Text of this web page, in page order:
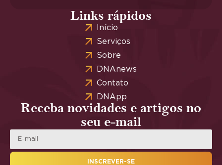
Links rápidos
Início
Serviços
Sobre
DNAnews
Contato
DNApp
Receba novidades e artigos no
seu e-mail
INSCREVER-SE